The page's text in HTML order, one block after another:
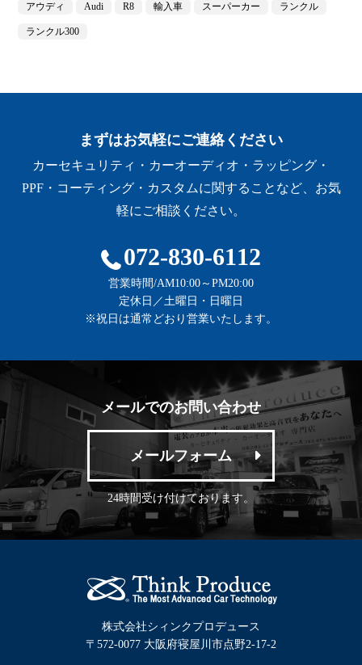
アウディ Audi R8 輸入車 スーパーカー ランクル
ランクル300
まずはお気軽にご連絡ください
カーセキュリティ・カーオーディオ・ラッピング・
PPF・コーティング・カスタムに関することなど、お気
軽にご相談ください。
072-830-6112
営業時間/AM10:00～PM20:00
定休日／土曜日・日曜日
※祝日は通常どおり営業いたします。
メールでのお問い合わせ
メールフォーム
24時間受け付けております。
株式会社シィンクプロデュース
〒572-0077 大阪府寝屋川市点野2-17-2